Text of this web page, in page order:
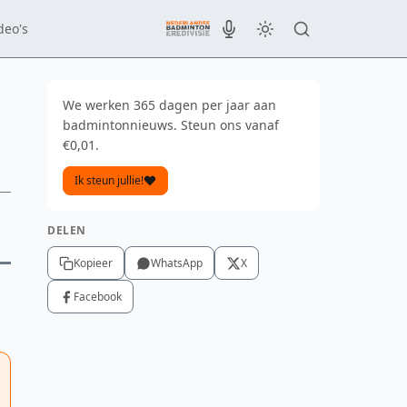
We werken 365 dagen per jaar aan
badmintonnieuws. Steun ons vanaf
€0,01.
Ik steun jullie!
DELEN
Kopieer WhatsApp X
Facebook